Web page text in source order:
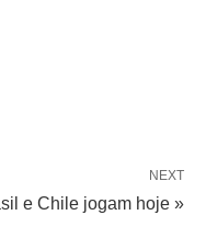
NEXT
e Chile jogam hoje »